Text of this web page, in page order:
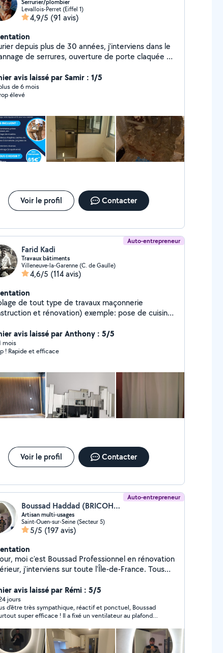
Serrurier/plombier
Levallois-Perret (Eiffel 1)
4,9/5 (91 avis)
depuis plus de 30 années, j'interviens dans le
de serrures, ouverture de porte claquée ou
de la plomberie et installation sanitaire,
que le bricolage en tous genre. En cas d'urgence
pouvez me contacter par téléphone
avis laissé par Samir : 1/5
de 6 mois
élevé
Voir le profil Contacter
Auto-entrepreneur
Farid Kadi
Travaux bâtiments
Villeneuve-la-Garenne (C. de Gaulle)
4,6/5 (114 avis)
de tout type de travaux maçonnerie
et rénovation) exemple: pose de cuisine
paroi de douche, vasque, tringle, suspension,
de salle de bain, carrelage,pose et
de parquet, peinture, pose de briques et
avis laissé par Anthony : 5/5
mois
! Rapide et efficace
Voir le profil Contacter
Auto-entrepreneur
Boussad Haddad (BRICOHELP)
Artisan multi-usages
Saint-Ouen-sur-Seine (Secteur 5)
5/5 (197 avis)
c'est Boussad Professionnel en rénovation
j'interviens sur toute l'Île-de-France. Tous
: réparations, installations et diverses
garantis un travail sérieux, soigné
avec une vraie attention aux détails. À
de vos besoins, je vous accompagne pour
vos projets dans les meilleures conditions.
pas à me contacter.
avis laissé par Rémi : 5/5
jours
d'être très sympathique, réactif et ponctuel, Boussad
super efficace ! Il a fixé un ventilateur au plafond
la qualité de son travail, j'ai eu toute confiance en ses
et son professionnalisme et je n'hésiterai pas à
pour des petits ou gros travaux.